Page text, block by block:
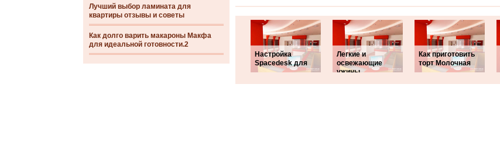
Лучший выбор ламината для
квартиры отзывы и советы
Как долго варить макароны Макфа
для идеальной готовности.2
Настройка
Spacedesk для
Легкие и
освежающие
ужины
Как приготовить
торт Молочная